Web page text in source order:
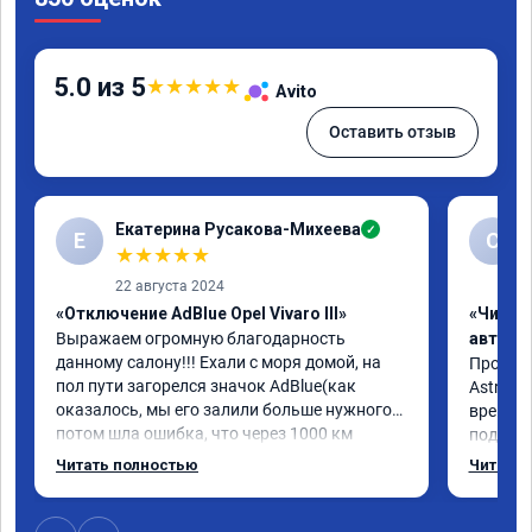
5.0 из 5★★★★★ Avito
Оставить отзыв
Е Екатерина Русакова-Михеева ✓
★★★★★
22 августа 2024
«Отключение AdBlue Opel Vivaro III»
Выражаем огромную благодарность
данному салону!!! Ехали с моря домой, на
пол пути загорелся значок AdBlue(как
оказалось, мы его залили больше нужного)
потом шла ошибка, что через 1000 км
двигатель не заведётся. Мы подъезжали
объявления,эти ребята единственные
откликнулись нам в помощь, записали к
Читать полностью
С
«Чип
Astra J
стала
Читать